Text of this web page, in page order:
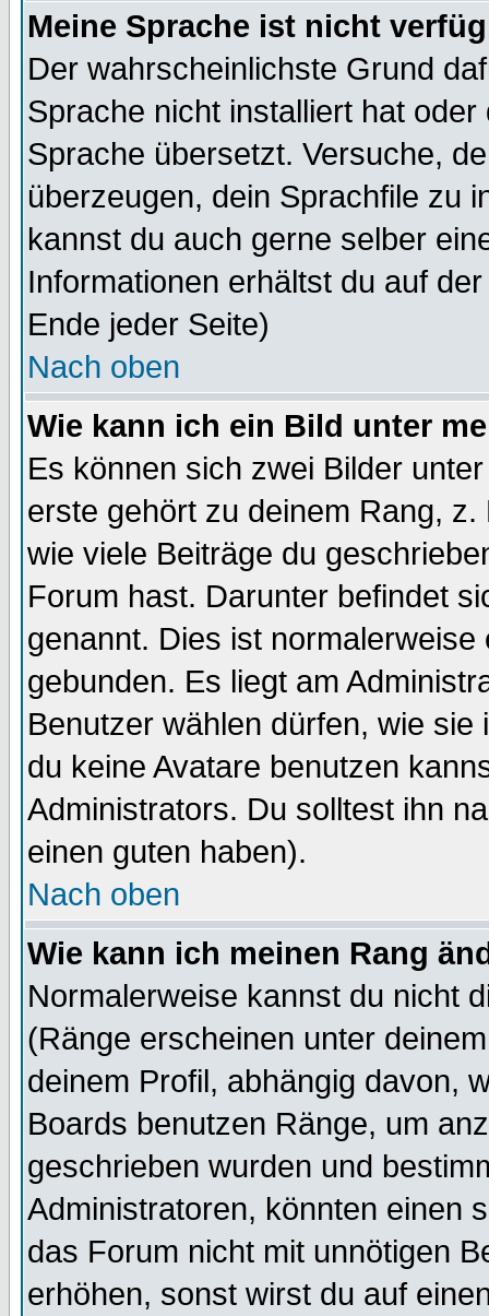
Meine Sprache ist nicht
Der wahrscheinlichste Grund
Sprache nicht installiert hat
Sprache übersetzt. Versuche,
überzeugen, dein Sprachfile zu
kannst du auch gerne selber
Informationen erhältst du auf
Ende jeder Seite)
Nach oben
Wie kann ich ein Bild unter
Es können sich zwei Bilder
erste gehört zu deinem Rang,
wie viele Beiträge du
Forum hast. Darunter befindet
genannt. Dies ist
gebunden. Es liegt am
Benutzer wählen dürfen, wie
du keine Avatare benutzen
Administrators. Du solltest ihn
einen guten haben).
Nach oben
Wie kann ich meinen Rang
Normalerweise kannst du nicht
(Ränge erscheinen unter
deinem Profil, abhängig davon,
Boards benutzen Ränge, um
geschrieben wurden und
Administratoren, könnten einen
das Forum nicht mit unnötigen
erhöhen, sonst wirst du auf